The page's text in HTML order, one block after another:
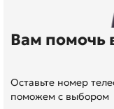
Вам помочь
Оставьте номер
поможем с выбором